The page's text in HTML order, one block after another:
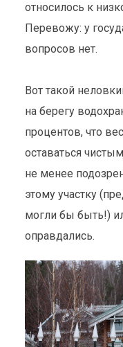
относилось к
Перевожу: у
вопросов нет.
Вот такой
на берегу
процентов, что
оставаться
не менее
этому участку
могли бы быть!)
оправдались.